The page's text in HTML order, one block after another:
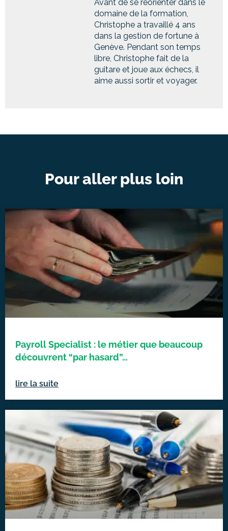
Avant de se réorienter dans le
domaine de la formation,
Christophe a travaillé 4 ans
dans la gestion de fortune à
Genève. Pendant son temps
libre, Christophe fait de la
guitare et joue aux échecs, il
aime aussi sortir et voyager.
Pour aller plus loin
Payroll Specialist : le métier que beaucoup
découvrent “par hasard”…
lire la suite